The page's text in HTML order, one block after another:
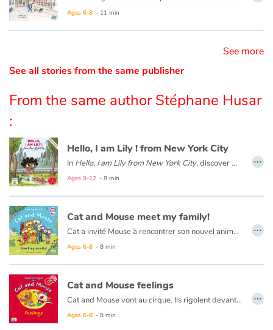
Catalogue anglais
Contraste +
Help
Home
Family
Libraries
Videos & Tutorials
Blog
Ages 6-8 - 11 min
See more
See all stories from the same publisher
From the same author Stéphane Husar
:
Hello, I am Lily ! from New York City
In Hello, I am Lily from New York City, discover New York with Lily, an eight-year-old American girl. Meet her family and friends, visit her school and her city: the Statue of Liberty, Central Park, and the Museum of Modern Art.
Ages 9-12 - 8 min
…
Cat and Mouse meet my family!
Cat a invité Mouse à rencontrer son nouvel animal de compagnie. Mais Coco a disparu de sa cage. Toute la famille le cherche dans toutes les pièces de la maison. Cat invited Mouse to meet her new pet. But Coco disappeared from his cage. The whole family looks for him in every room of the house.
Ages 6-8 - 8 min
…
Cat and Mouse feelings
Cat and Mouse vont au cirque. Ils rigolent devant les clowns, sont effrayés face aux tigres et Cat se met en colère lorsqu’un éléphant l’asperge avec de l’eau. Beaucoup d’émotions en une journée !
Ages 6-8 - 8 min
…